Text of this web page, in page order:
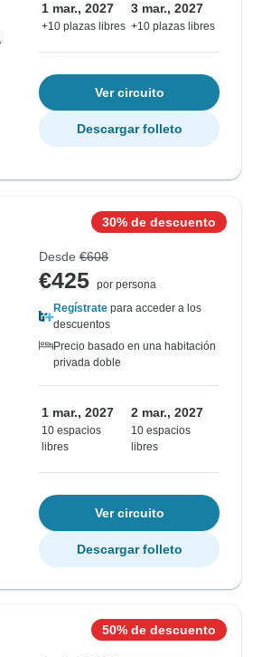
1 mar., 2027
+10 plazas libres
3 mar., 2027
+10 plazas libres
Ver circuito
Descargar folleto
30% de descuento
Desde €608
€425 por persona
Regístrate para acceder a los
descuentos
Precio basado en una habitación
privada doble
1 mar., 2027
10 espacios
libres
2 mar., 2027
10 espacios
libres
Ver circuito
Descargar folleto
50% de descuento